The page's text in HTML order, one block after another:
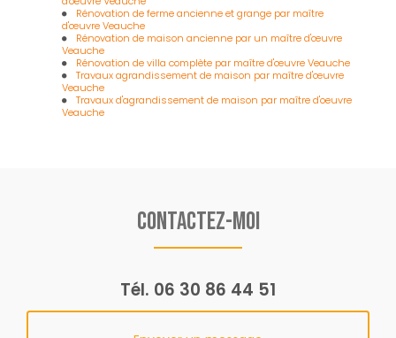
Rénovation de ferme ancienne et grange par maître
d'œuvre Veauche
Rénovation de maison ancienne par un maître d'œuvre
Veauche
Rénovation de villa complète par maître d'œuvre Veauche
Travaux agrandissement de maison par maître d'œuvre
Veauche
Travaux d'agrandissement de maison par maître d'oeuvre
Veauche
Contactez-moi
Tél. 06 30 86 44 51